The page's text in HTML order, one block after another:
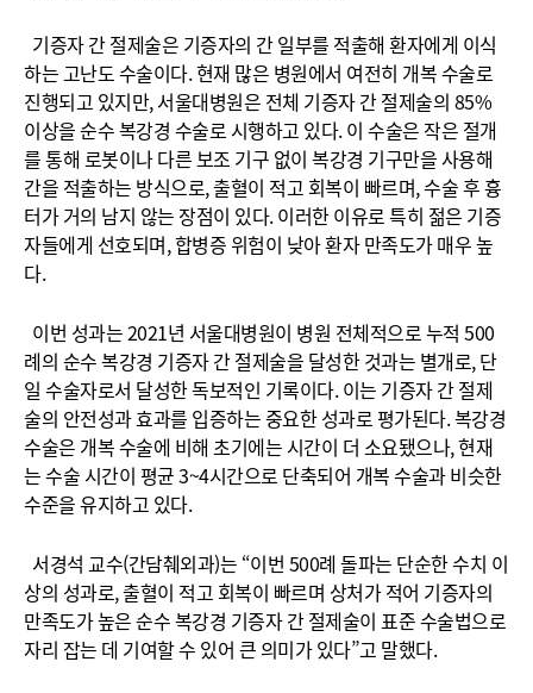
기증자 간 절제술은 기증자의 간 일부를 적출해 환자에게 이식
하는 고난도 수술이다. 현재 많은 병원에서 여전히 개복 수술로
진행되고 있지만, 서울대병원은 전체 기증자 간 절제술의 85%
이상을 순수 복강경 수술로 시행하고 있다. 이 수술은 작은 절개
를 통해 로봇이나 다른 보조 기구 없이 복강경 기구만을 사용해
간을 적출하는 방식으로, 출혈이 적고 회복이 빠르며, 수술 후 흉
터가 거의 남지 않는 장점이 있다. 이러한 이유로 특히 젊은 기증
자들에게 선호되며, 합병증 위험이 낮아 환자 만족도가 매우 높
다.
이번 성과는 2021년 서울대병원이 병원 전체적으로 누적 500
례의 순수 복강경 기증자 간 절제술을 달성한 것과는 별개로, 단
일 수술자로서 달성한 독보적인 기록이다. 이는 기증자 간 절제
술의 안전성과 효과를 입증하는 중요한 성과로 평가된다. 복강경
수술은 개복 수술에 비해 초기에는 시간이 더 소요됐으나, 현재
는 수술 시간이 평균 3~4시간으로 단축되어 개복 수술과 비슷한
수준을 유지하고 있다.
서경석 교수(간담췌외과)는 “이번 500례 돌파는 단순한 수치 이
상의 성과로, 출혈이 적고 회복이 빠르며 상처가 적어 기증자의
만족도가 높은 순수 복강경 기증자 간 절제술이 표준 수술법으로
자리 잡는 데 기여할 수 있어 큰 의미가 있다”고 말했다.